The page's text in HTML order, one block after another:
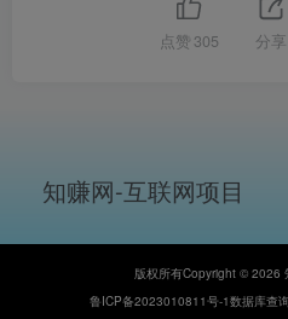
点赞 305 分享
知赚网-互联网项目
版权所有Copyright © 2026
鲁ICP备2023010811号-1数据库查